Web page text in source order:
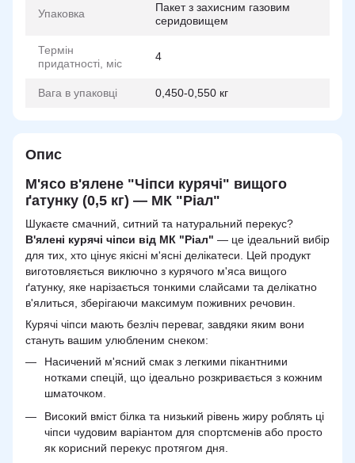
Упаковка
Пакет з захисним газовим
серидовищем
Термін
придатності, міс
4
Вага в упаковці 0,450-0,550 кг
Опис
М'ясо в'ялене "Чіпси курячі" вищого
ґатунку (0,5 кг) — МК "Ріал"
Шукаєте смачний, ситний та натуральний перекус?
В'ялені курячі чіпси від МК "Ріал" — це ідеальний вибір
для тих, хто цінує якісні м'ясні делікатеси. Цей продукт
виготовляється виключно з курячого м'яса вищого
ґатунку, яке нарізається тонкими слайсами та делікатно
в'ялиться, зберігаючи максимум поживних речовин.
Курячі чіпси мають безліч переваг, завдяки яким вони
стануть вашим улюбленим снеком:
Насичений м'ясний смак з легкими пікантними
нотками спецій, що ідеально розкривається з кожним
шматочком.
Високий вміст білка та низький рівень жиру роблять ці
чіпси чудовим варіантом для спортсменів або просто
як корисний перекус протягом дня.